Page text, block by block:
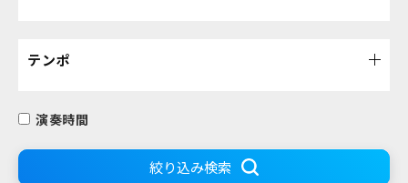
テンポ
演奏時間
絞り込み検索